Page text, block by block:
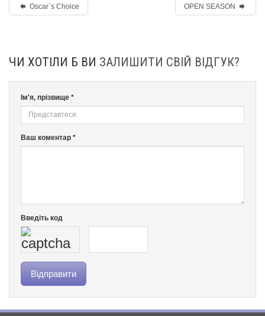
Oscar`s Choice OPEN SEASON
ЧИ ХОТІЛИ Б ВИ ЗАЛИШИТИ СВІЙ ВІДГУК?
Ім'я, прізвище *
Ваш коментар *
Введіть код